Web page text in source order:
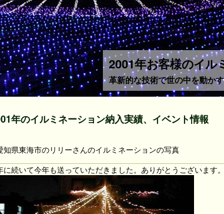
2001年お客様のイル
革新的な技術で世の中を動か
年のイルミネーション納入実績、イベント情報
知県東海市のリリーさんのイルミネーションの写真
に続いて今年も送っていただきました。ありがとうございます。